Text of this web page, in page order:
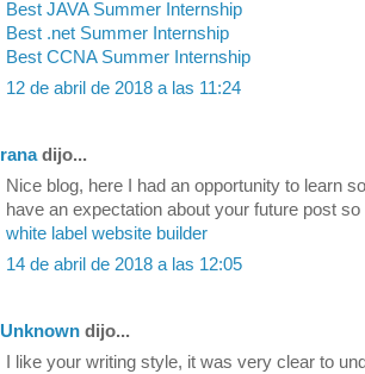
Best JAVA Summer Internship
Best .net Summer Internship
Best CCNA Summer Internship
12 de abril de 2018 a las 11:24
ranadijo...
Nice blog, here I had an opportunity to learn
have an expectation about your future post
white label website builder
14 de abril de 2018 a las 12:05
Unknown dijo...
I like your writing style, it was very clear to